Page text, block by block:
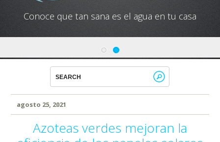
Conoce que tan sana es el agua en tu casa
agosto 25, 2021
Azoteas verdes mejoran la